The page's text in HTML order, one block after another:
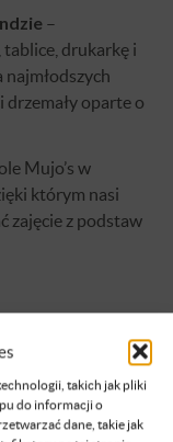
takich jak pliki
do informacji o
dane, takie jak
–
tablice, drukarkę i
oparte o
Mujo’s w
którym nasi
zajęcie z podstaw
w ok
dzieci ze